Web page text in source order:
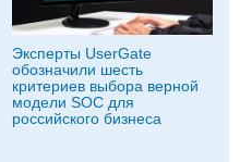
Эксперты UserGate
обозначили шесть
критериев выбора верной
модели SOC для
российского бизнеса